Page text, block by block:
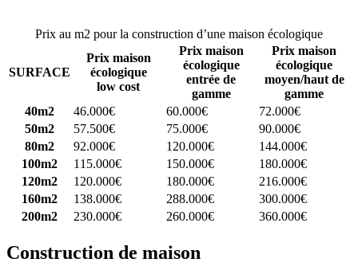
Prix au m2 pour la construction d’une maison écologique
SURFACE
Prix maison
écologique
low cost
Prix maison
écologique
entrée de
gamme
Prix maison
écologique
moyen/haut de
gamme
40m2
46.000€ 60.000€
72.000€
50m2
57.500€ 75.000€
90.000€
80m2
92.000€ 120.000€
144.000€
100m2
115.000€ 150.000€
180.000€
120m2
120.000€ 180.000€
216.000€
160m2
138.000€ 288.000€
300.000€
200m2
230.000€ 260.000€ 360.000€
Construction de maison